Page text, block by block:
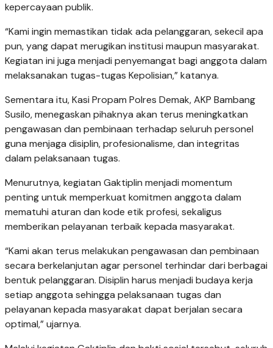
kepercayaan publik.
“Kami ingin memastikan tidak ada pelanggaran, sekecil apa
pun, yang dapat merugikan institusi maupun masyarakat.
Kegiatan ini juga menjadi penyemangat bagi anggota dalam
melaksanakan tugas-tugas Kepolisian,” katanya.
Sementara itu, Kasi Propam Polres Demak, AKP Bambang
Susilo, menegaskan pihaknya akan terus meningkatkan
pengawasan dan pembinaan terhadap seluruh personel
guna menjaga disiplin, profesionalisme, dan integritas
dalam pelaksanaan tugas.
Menurutnya, kegiatan Gaktiplin menjadi momentum
penting untuk memperkuat komitmen anggota dalam
mematuhi aturan dan kode etik profesi, sekaligus
memberikan pelayanan terbaik kepada masyarakat.
“Kami akan terus melakukan pengawasan dan pembinaan
secara berkelanjutan agar personel terhindar dari berbagai
bentuk pelanggaran. Disiplin harus menjadi budaya kerja
setiap anggota sehingga pelaksanaan tugas dan
pelayanan kepada masyarakat dapat berjalan secara
optimal,” ujarnya.